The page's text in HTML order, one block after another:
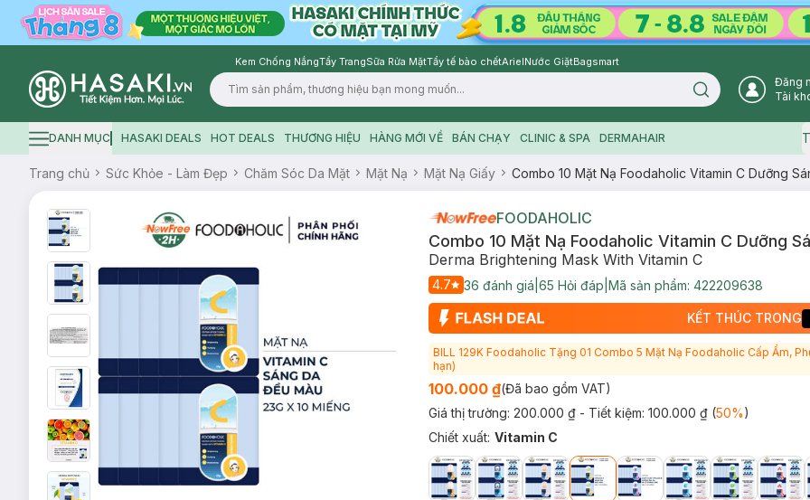
Kem Chống NắngTẩy TrangSữa Rửa MặtTẩy tế bào chếtArielNước GiặtBagsmart
Logo
Search icon
Đăng
Tài
Hamburger icon
DANH MỤC HASAKI DEALS HOT DEALS THƯƠNG HIỆU HÀNG MỚI VỀ BÁN CHẠY CLINIC & SPA DERMAHAIR
Trang chủ Sức Khỏe - Làm Đẹp Chăm Sóc Da Mặt Mặt Nạ Mặt Nạ Giấy Combo 10 Mặt Nạ Foodaholic Vitamin C Dưỡng
FOODAHOLIC
Combo 10 Mặt Nạ Foodaholic Vitamin C Dưỡng
Derma Brightening Mask With Vitamin C
4.7 36 đánh giá 65 Hỏi đáp Mã sản phẩm: 422209638
KẾT THÚC TRONG
BILL 129K Foodaholic Tặng 01 Combo 5 Mặt Nạ Foodaholic Cấp Ẩm,
hạn)
100.000 ₫(Đã bao gồm VAT)
Giá thị trường: 200.000 ₫ - Tiết kiệm: 100.000 ₫(50%)
Chiết xuất: Vitamin C